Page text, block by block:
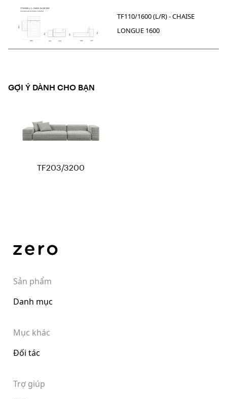
TF110/1600 (L/R) - CHAISE
LONGUE 1600
GỢI Ý DÀNH CHO BẠN
TF203/3200
Sản phẩm
Danh mục
Mục khác
Đối tác
Trợ giúp